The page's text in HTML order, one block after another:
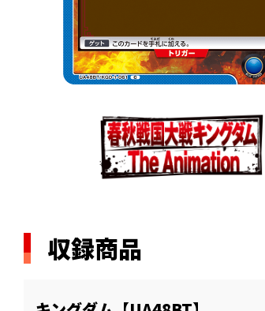
収録商品